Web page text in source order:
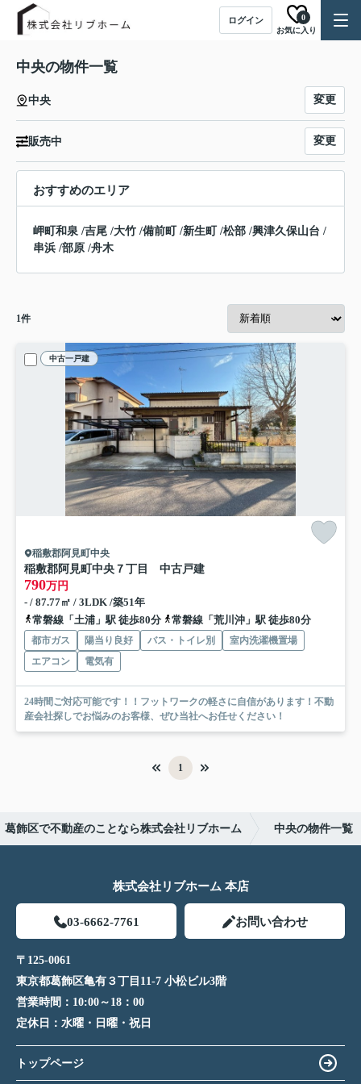
ログイン
お気に入り
0
中央の物件一覧
中央 変更
販売中 変更
おすすめのエリア
岬町和泉 /吉尾 /大竹 /備前町 /新生町 /松部 /興津久保山台 /
串浜 /部原 /舟木
1件
中古一戸建
稲敷郡阿見町中央
稲敷郡阿見町中央７丁目 中古戸建
790万円
- / 87.77㎡ / 3LDK /築51年
常磐線「土浦」駅 徒歩80分
常磐線「荒川沖」駅 徒歩80分
都市ガス 陽当り良好 バス・トイレ別
室内洗濯機置場
エアコン
電気有
24時間ご対応可能です！！フットワークの軽さに自信があります！不動
産会社探しでお悩みのお客様、ぜひ当社へお任せください！
1
葛飾区で不動産のことなら株式会社リブホーム 中央の物件一覧
株式会社リブホーム 本店
03-6662-7761 お問い合わせ
〒125-0061
東京都葛飾区亀有３丁目11-7 小松ビル3階
営業時間： 10:00～18：00
定休日： 水曜・日曜・祝日
トップページ